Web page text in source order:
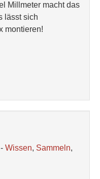
Millmeter macht das
lässt sich
montieren!
- Wissen, Sammeln,